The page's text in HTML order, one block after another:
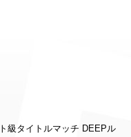
級タイトルマッチ DEEPル